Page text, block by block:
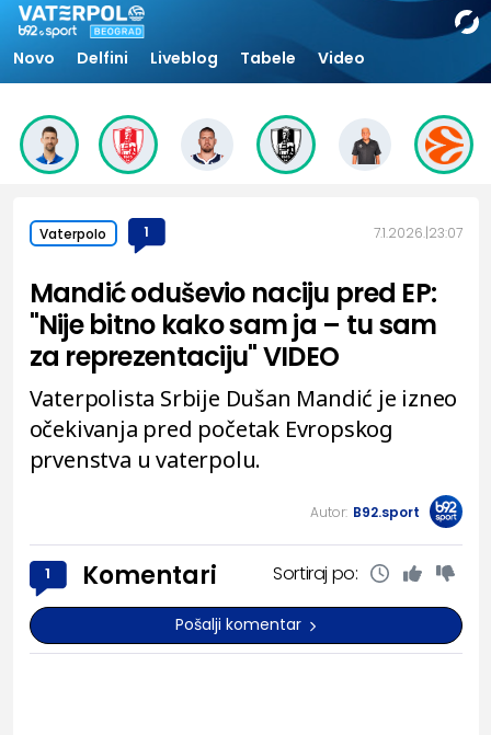
Novo Delfini Liveblog Tabele Video
Vaterpolo 1 7.1.2026. 23:07
Mandić oduševio naciju pred EP:
"Nije bitno kako sam ja – tu sam
za reprezentaciju" VIDEO
Vaterpolista Srbije Dušan Mandić je izneo
očekivanja pred početak Evropskog
prvenstva u vaterpolu.
Autor: B92.sport
1 Komentari Sortiraj po:
Pošalji komentar